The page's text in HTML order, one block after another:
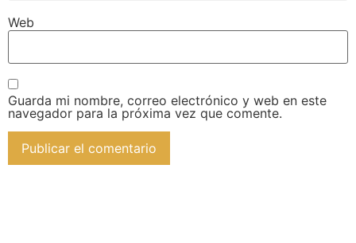
Web
Guarda mi nombre, correo electrónico y web en este
navegador para la próxima vez que comente.